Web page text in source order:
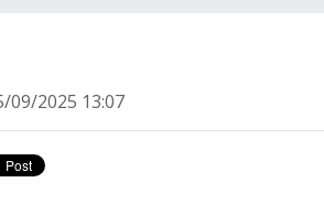
09/2025 13:07